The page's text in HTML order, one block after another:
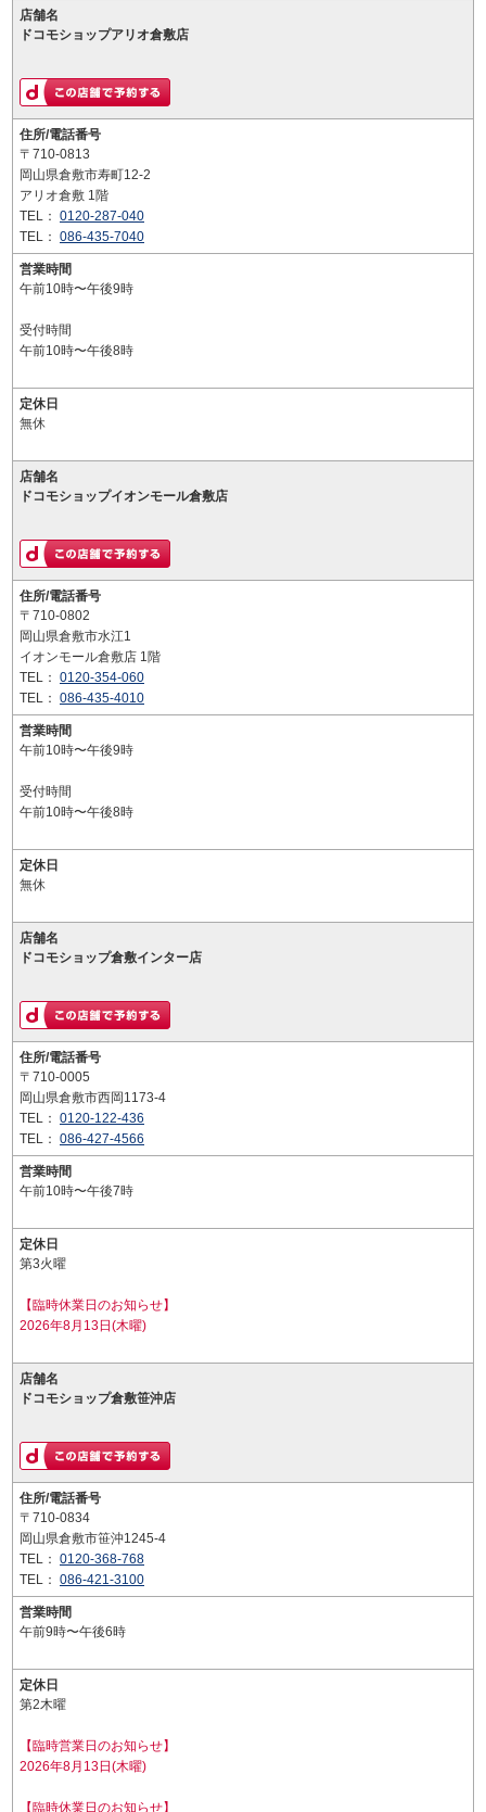
店舗名
ドコモショップアリオ倉敷店
住所/電話番号
〒710-0813
岡山県倉敷市寿町12-2
アリオ倉敷 1階
TEL： 0120-287-040
TEL： 086-435-7040
営業時間
午前10時〜午後9時
受付時間
午前10時〜午後8時
定休日
無休
店舗名
ドコモショップイオンモール倉敷店
住所/電話番号
〒710-0802
岡山県倉敷市水江1
イオンモール倉敷店 1階
TEL： 0120-354-060
TEL： 086-435-4010
営業時間
午前10時〜午後9時
受付時間
午前10時〜午後8時
定休日
無休
店舗名
ドコモショップ倉敷インター店
住所/電話番号
〒710-0005
岡山県倉敷市西岡1173-4
TEL： 0120-122-436
TEL： 086-427-4566
営業時間
午前10時〜午後7時
定休日
第3火曜
【臨時休業日のお知らせ】
2026年8月13日(木曜)
店舗名
ドコモショップ倉敷笹沖店
住所/電話番号
〒710-0834
岡山県倉敷市笹沖1245-4
TEL： 0120-368-768
TEL： 086-421-3100
営業時間
午前9時〜午後6時
定休日
第2木曜
【臨時営業日のお知らせ】
2026年8月13日(木曜)
【臨時休業日のお知らせ】